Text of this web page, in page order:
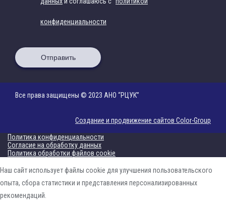
конфиденциальности
Отправить
Все права защищены © 2023 АНО “РЦУК”
Создание и продвижение сайтов Color-Group
Политика конфиденциальности
Согласие на обработку данных
Политика обработки файлов cookie
Наш сайт использует файлы cookie для улучшения пользовательского
опыта, сбора статистики и представления персонализированных
рекомендаций.